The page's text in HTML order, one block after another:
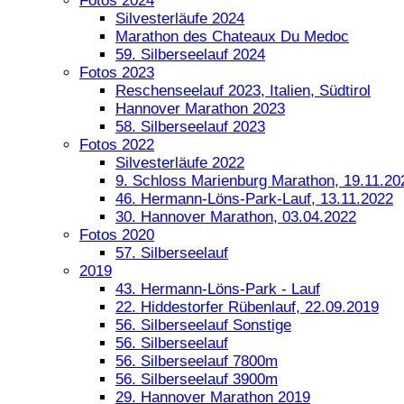
Silvesterläufe 2024
Marathon des Chateaux Du Medoc
59. Silberseelauf 2024
Fotos 2023
Reschenseelauf 2023, Italien, Südtirol
Hannover Marathon 2023
58. Silberseelauf 2023
Fotos 2022
Silvesterläufe 2022
9. Schloss Marienburg Marathon,
46. Hermann-Löns-Park-Lauf, 13.11.2022
30. Hannover Marathon, 03.04.2022
Fotos 2020
57. Silberseelauf
2019
43. Hermann-Löns-Park - Lauf
22. Hiddestorfer Rübenlauf, 22.09.2019
56. Silberseelauf Sonstige
56. Silberseelauf
56. Silberseelauf 7800m
56. Silberseelauf 3900m
29. Hannover Marathon 2019